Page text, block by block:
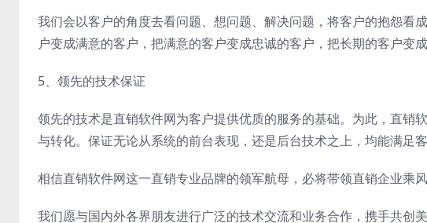
我们会以客户的角度去看问题、想问题、解决问题，将客户的抱怨看
户变成满意的客户，把满意的客户变成忠诚的客户，把长期的客户变成
5、领先的技术保证
领先的技术是直销软件网为客户提供优质的服务的基础。为此，直销
与转化。保证无论从系统的前台表现，还是后台技术之上，均能满足
相信直销软件网这一直销专业品牌的领军航母，必将带领直销企业乘风
我们愿与国内外各界朋友进行广泛的技术交流和业务合作，携手共创美